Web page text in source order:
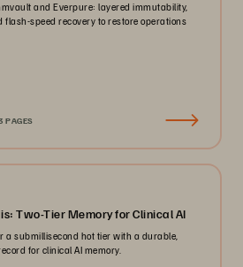
and Everpure: layered immutability,
flash-speed recovery to restore operations
PAGES
Two-Tier Memory for Clinical AI
a submillisecond hot tier with a durable,
for clinical AI memory.